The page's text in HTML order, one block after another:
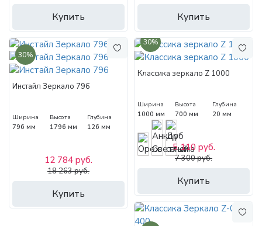
Купить Купить
30%
Инстайл Зеркало 796
Ширина
796 мм
Высота
1796 мм
Глубина
126 мм
Купить
12 784 руб.
18 263 руб.
30%
Классика зеркало Z 1000
Ширина
1000 мм
Высота
700 мм
Глубина
20 мм
Купить
5 110 руб.
7 300 руб.